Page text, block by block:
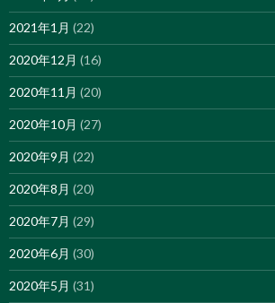
2021年1月 (22)
2020年12月 (16)
2020年11月 (20)
2020年10月 (27)
2020年9月 (22)
2020年8月 (20)
2020年7月 (29)
2020年6月 (30)
2020年5月 (31)